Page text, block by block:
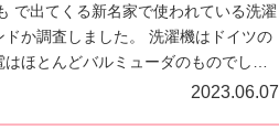
で出てくる新名家で使われている洗濯
か調査しました。 洗濯機はドイツの
ほとんどバルミューダのものでし
2023.06.07